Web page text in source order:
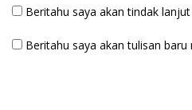
Beritahu saya akan tindak
Beritahu saya akan tulisan baru